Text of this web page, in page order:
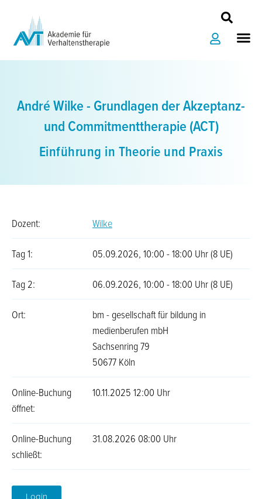
springen
André Wilke - Grundlagen der Akzeptanz-
und Commitmenttherapie (ACT)
Einführung in Theorie und Praxis
Dozent: Wilke
Tag 1: 05.09.2026, 10:00 - 18:00 Uhr (8 UE)
Tag 2: 06.09.2026, 10:00 - 18:00 Uhr (8 UE)
Ort:
bm - gesellschaft für bildung in
medienberufen mbH
Sachsenring 79
50677 Köln
Online-Buchung
öffnet:
10.11.2025 12:00 Uhr
Online-Buchung
schließt:
31.08.2026 08:00 Uhr